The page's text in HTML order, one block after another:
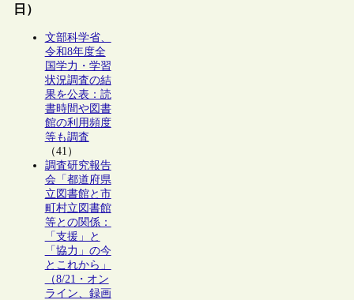
日）
文部科学省、
令和8年度全
国学力・学習
状況調査の結
果を公表：読
書時間や図書
館の利用頻度
等も調査
（41）
調査研究報告
会「都道府県
立図書館と市
町村立図書館
等との関係：
「支援」と
「協力」の今
とこれから」
（8/21・オン
ライン、録画